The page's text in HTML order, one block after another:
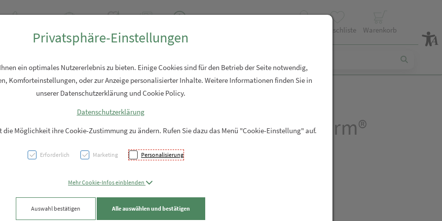
Wunschliste Warenkorb
Mexa-Vit C ratiopharm®
PZN: 1308740
10 Stk. / Einheit
Privatsphäre-Einstellungen
ein optimales Nutzererlebnis zu bieten. Einige Cookies sind für den Betrieb der Seite notwendig,
Komforteinstellungen, oder zur Anzeige personalisierter Inhalte. Weitere Informationen finden Sie in
unserer Datenschutzerklärung und Cookie Policy.
Datenschutzerklärung
die Möglichkeit ihre Cookie-Zustimmung zu ändern. Rufen Sie dazu das Menü "Cookie-Einstellung" auf.
Erforderlich Marketing Personalisierung
Mehr Cookie-Infos einblenden
Auswahl bestätigen Alle auswählen und bestätigen